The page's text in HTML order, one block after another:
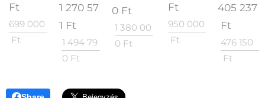
Ft
699 000
Ft
1 270 57
1 Ft
1 494 79
0 Ft
0 Ft
1 380 00
0 Ft
Ft
950 000
Ft
405 237
Ft
476 150
Ft